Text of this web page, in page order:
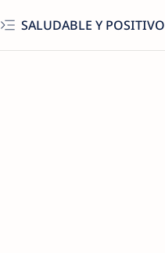
SALUDABLE Y POSITIVO